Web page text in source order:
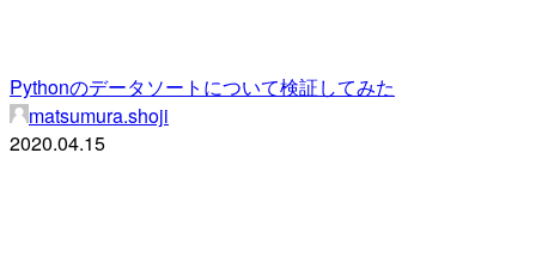
Pythonのデータソートについて検証してみた
matsumura.shoji
2020.04.15